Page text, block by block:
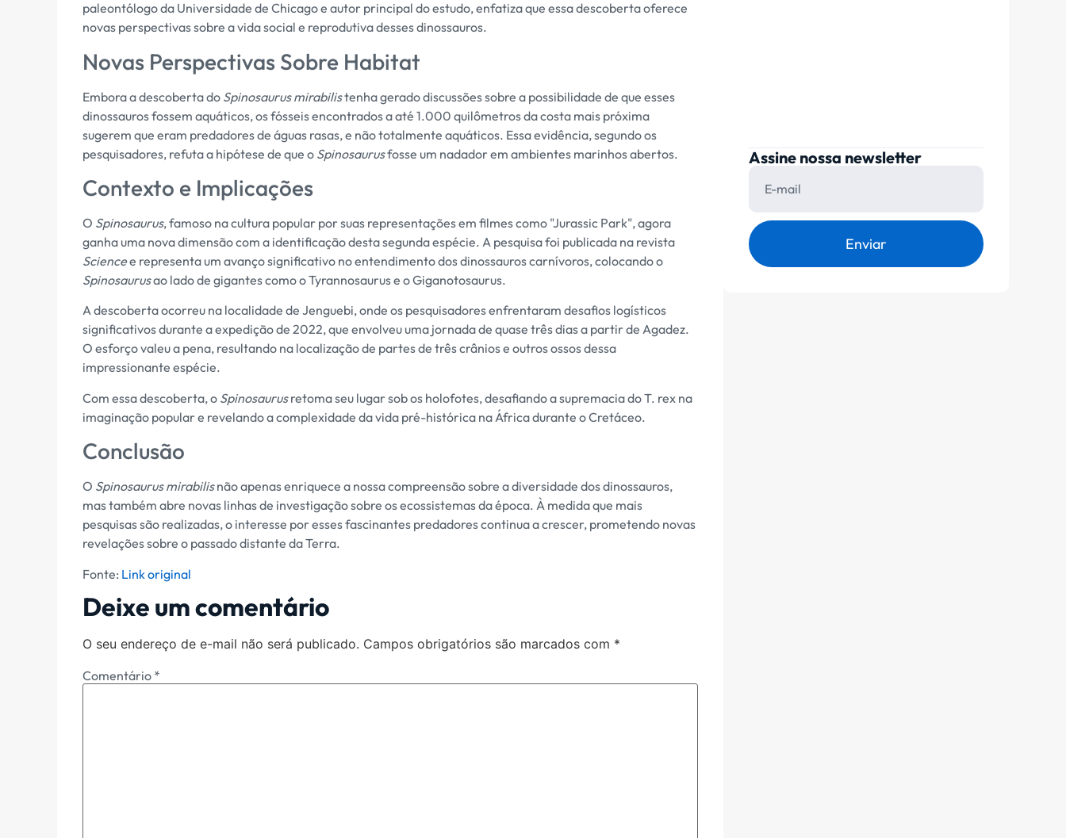
paleontólogo da Universidade de Chicago e autor principal do estudo, enfatiza que essa descoberta oferece
novas perspectivas sobre a vida social e reprodutiva desses dinossauros.
Novas Perspectivas Sobre Habitat
Embora a descoberta do Spinosaurus mirabilistenha gerado discussões sobre a possibilidade de que esses
dinossauros fossem aquáticos, os fósseis encontrados a até 1.000 quilômetros da costa mais próxima
sugerem que eram predadores de águas rasas, e não totalmente aquáticos. Essa evidência, segundo os
pesquisadores, refuta a hipótese de que o Spinosaurusfosse um nadador em ambientes marinhos abertos.
Contexto e Implicações
O Spinosaurus, famoso na cultura popular por suas representações em filmes como "Jurassic Park", agora
ganha uma nova dimensão com a identificação desta segunda espécie. A pesquisa foi publicada na revista
Sciencee representa um avanço significativo no entendimento dos dinossauros carnívoros, colocando o
Spinosaurusao lado de gigantes como o Tyrannosaurus e o Giganotosaurus.
A descoberta ocorreu na localidade de Jenguebi, onde os pesquisadores enfrentaram desafios logísticos
significativos durante a expedição de 2022, que envolveu uma jornada de quase três dias a partir de Agadez.
O esforço valeu a pena, resultando na localização de partes de três crânios e outros ossos dessa
impressionante espécie.
Com essa descoberta, o Spinosaurusretoma seu lugar sob os holofotes, desafiando a supremacia do T. rex na
imaginação popular e revelando a complexidade da vida pré-histórica na África durante o Cretáceo.
Conclusão
O Spinosaurus mirabilisnão apenas enriquece a nossa compreensão sobre a diversidade dos dinossauros,
mas também abre novas linhas de investigação sobre os ecossistemas da época. À medida que mais
pesquisas são realizadas, o interesse por esses fascinantes predadores continua a crescer, prometendo novas
revelações sobre o passado distante da Terra.
Fonte: Link original
Deixe um comentário
O seu endereço de e-mail não será publicado. Campos obrigatórios são marcados com *
Comentário *
Assine nossa newsletter
Enviar